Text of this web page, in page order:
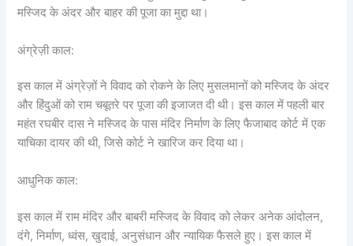
मस्जिद के अंदर और बाहर की पूजा का मुद्दा था।
अंग्रेज़ी काल:
इस काल में अंग्रेज़ों ने विवाद को रोकने के लिए मुसलमानों को मस्जिद के अंदर
और हिंदुओं को राम चबूतरे पर पूजा की इजाजत दी थी। इस काल में पहली बार
महंत रघबीर दास ने मस्जिद के पास मंदिर निर्माण के लिए फैजाबाद कोर्ट में एक
याचिका दायर की थी, जिसे कोर्ट ने खारिज कर दिया था।
आधुनिक काल:
इस काल में राम मंदिर और बाबरी मस्जिद के विवाद को लेकर अनेक आंदोलन,
दंगे, निर्माण, ध्वंस, खुदाई, अनुसंधान और न्यायिक फैसले हुए। इस काल में